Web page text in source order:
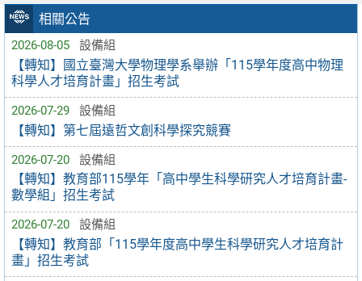
相關公告
2026-08-05 設備組
【轉知】國立臺灣大學物理學系舉辦「115學年度高中物理
科學人才培育計畫」招生考試
2026-07-29 設備組
【轉知】第七屆遠哲文創科學探究競賽
2026-07-20 設備組
【轉知】教育部115學年「高中學生科學研究人才培育計畫-
數學組」招生考試
2026-07-20 設備組
【轉知】教育部「115學年度高中學生科學研究人才培育計
畫」招生考試